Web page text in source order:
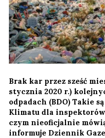
Brak kar przez sześć
stycznia 2020 r.)
odpadach (BDO) Takie
Klimatu dla
czym nieoficjalnie
informuje Dziennik